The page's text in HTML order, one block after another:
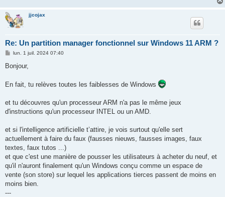
jjcojax
Re: Un partition manager fonctionnel sur Windows 11 ARM ?
M
s
g
e
lun. 1 juil. 2024 07:40
Bonjour,
En fait, tu relèves toutes les faiblesses de Windows
et tu découvres qu'un processeur ARM n'a pas le même jeux
d'instructions qu'un processeur INTEL ou un AMD.
et si l'intelligence artificielle t’attire, je vois surtout qu'elle sert
actuellement à faire du faux (fausses nieuws, fausses images, faux
textes, faux tutos ...)
et que c'est une manière de pousser les utilisateurs à acheter du neuf, et
qu'il n'auront finalement qu'un Windows conçu comme un espace de
vente (son store) sur lequel les applications tierces passent de moins en
moins bien.
---